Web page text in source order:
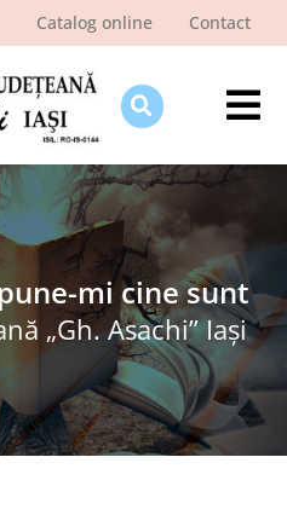
Catalog online Contact
mi cine sunt
„Gh. Asachi” Iaşi